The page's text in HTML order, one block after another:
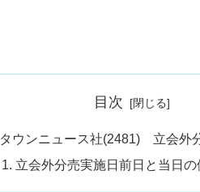
目次
タウンニュース社(2481) 立会
立会外分売実施日前日と当日の